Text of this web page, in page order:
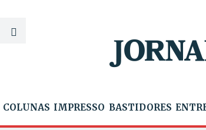
COLUNAS IMPRESSO BASTIDORES